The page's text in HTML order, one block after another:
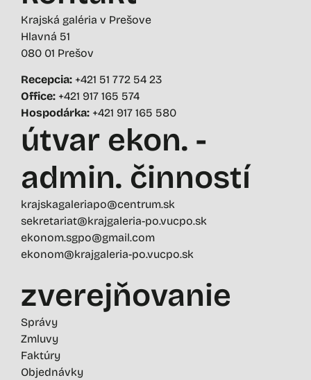
Krajská galéria v Prešove
Hlavná 51
080 01 Prešov
Recepcia: +421 51 772 54 23
Office: +421 917 165 574
Hospodárka: +421 917 165 580
útvar ekon. -
admin. činností
krajskagaleriapo@centrum.sk
sekretariat@krajgaleria-po.vucpo.sk
ekonom.sgpo@gmail.com
ekonom@krajgaleria-po.vucpo.sk
zverejňovanie
Správy
Zmluvy
Faktúry
Objednávky